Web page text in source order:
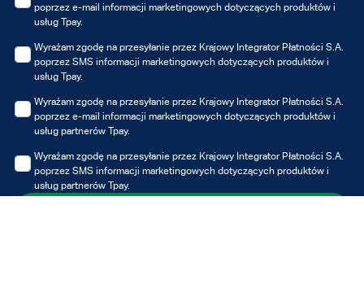
poprzez e-mail informacji marketingowych dotyczących produktów i
usług Tpay.
Wyrażam zgodę na przesyłanie przez Krajowy Integrator Płatności S.A.
poprzez SMS informacji marketingowych dotyczących produktów i
usług Tpay.
Wyrażam zgodę na przesyłanie przez Krajowy Integrator Płatności S.A.
poprzez e-mail informacji marketingowych dotyczących produktów i
usług partnerów Tpay.
Wyrażam zgodę na przesyłanie przez Krajowy Integrator Płatności S.A.
poprzez SMS informacji marketingowych dotyczących produktów i
usług partnerów Tpay.